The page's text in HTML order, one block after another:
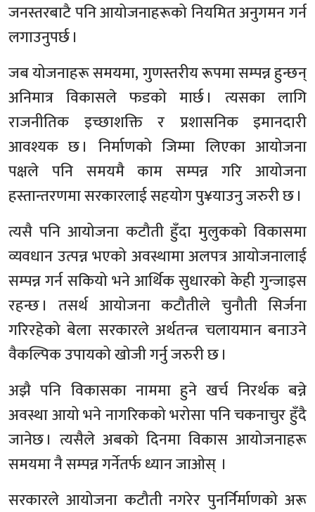
जनस्तरबाटै पनि आयोजनाहरूको नियमित अनुगमन गर्न
लगाउनुपर्छ ।
जब योजनाहरू समयमा, गुणस्तरीय रूपमा सम्पन्न हुन्छन्
अनिमात्र विकासले फडको मार्छ । त्यसका लागि
राजनीतिक इच्छाशक्ति र प्रशासनिक इमानदारी
आवश्यक छ । निर्माणको जिम्मा लिएका आयोजना
पक्षले पनि समयमै काम सम्पन्न गरि आयोजना
हस्तान्तरणमा सरकारलाई सहयोग पु¥याउनु जरुरी छ ।
त्यसै पनि आयोजना कटौती हुँदा मुलुकको विकासमा
व्यवधान उत्पन्न भएको अवस्थामा अलपत्र आयोजनालाई
सम्पन्न गर्न सकियो भने आर्थिक सुधारको केही गुन्जाइस
रहन्छ । तसर्थ आयोजना कटौतीले चुनौती सिर्जना
गरिरहेको बेला सरकारले अर्थतन्त्र चलायमान बनाउने
वैकल्पिक उपायको खोजी गर्नु जरुरी छ ।
अझै पनि विकासका नाममा हुने खर्च निरर्थक बन्ने
अवस्था आयो भने नागरिकको भरोसा पनि चकनाचुर हुँदै
जानेछ । त्यसैले अबको दिनमा विकास आयोजनाहरू
समयमा नै सम्पन्न गर्नेतर्फ ध्यान जाओस् ।
सरकारले आयोजना कटौती नगरेर पुनर्निर्माणको अरू